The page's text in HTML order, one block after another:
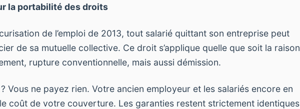
la portabilité des droits
de l’emploi de 2013, tout salarié quittant son entreprise peut
de sa mutuelle collective. Ce droit s’applique quelle que soit la raison
rupture conventionnelle, mais aussi démission.
? Vous ne payez rien. Votre ancien employeur et les salariés encore en
coût de votre couverture. Les garanties restent strictement identiques